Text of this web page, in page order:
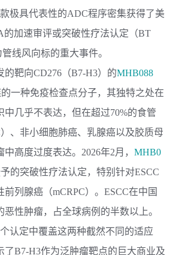
极具代表性的ADC程序密集获得了美
的加速审评或突破性疗法认定（BT
线风向标的重大事件。
的靶向CD276（B7-H3）的MHB088
一种免疫检查点分子，其独特之处在
中几乎不表达，但在超过70%的食管
、非小细胞肺癌、乳腺癌以及胶质母
高度过度表达。2026年2月， MHB0
的突破性疗法认定，特别针对ESCC
列腺癌（mCRPC）。ESCC在中国
性肿瘤，占全球病例的半数以上。
认定中覆盖这两种截然不同的适应
了B7-H3作为泛肿瘤靶点的巨大商业及